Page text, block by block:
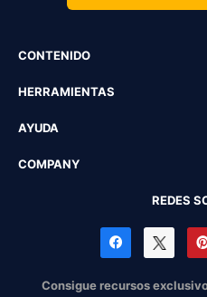
CONTENIDO
HERRAMIENTAS
AYUDA
COMPANY
REDES
Consigue recursos